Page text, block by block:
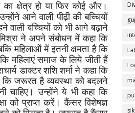
क्षेत्र हो या फिर कोई और।
आने वाली पीढ़ी की बच्चियों
बच्चियों को भी आगे बढ़ाने
ने अपने संबोधन में कहा कि
महिलाओं में इतनी क्षमता है कि
महिलाएं समाज के लिये जीती हैं
डाक्टर शशि शर्मा ने कहा कि
जरूरत है व्यवस्था को बदलने
चाहिए। उन्होंने ये भी कहा कि
को प्राप्त करें। कैंसर विशेषज्ञ